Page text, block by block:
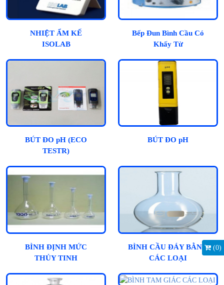
(0)
NHIỆT ẨM KẾ
ISOLAB
Bếp Đun Bình Cầu Có
Khấy Từ
BÚT ĐO pH (ECO
TESTR)
BÚT ĐO pH
BÌNH ĐỊNH MỨC
THỦY TINH
BÌNH CẦU ĐÁY BẰNG
CÁC LOẠI